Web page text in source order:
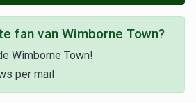
fan van Wimborne Town?
Wimborne Town!
per mail